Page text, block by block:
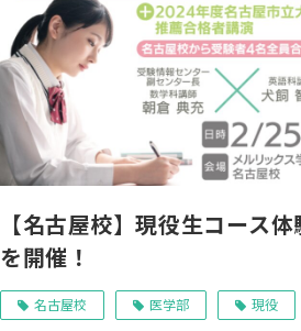
【名古屋校】現役生コース
を開催！
名古屋校 医学部 現役